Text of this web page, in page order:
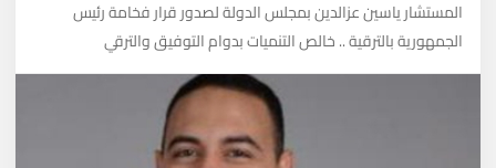
المستشار ياسين عزالدين بمجلس الدولة لصدور قرار فخامة رئيس
الجمهورية بالترقية .. خالص التنميات بدوام التوفيق والترقي